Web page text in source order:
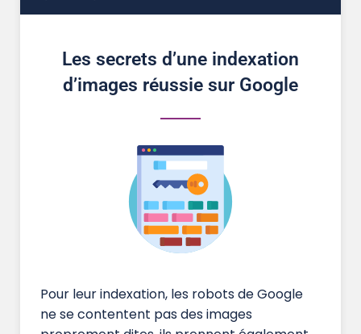
Les secrets d’une indexation
d’images réussie sur Google
Pour leur indexation, les robots de Google
ne se contentent pas des images